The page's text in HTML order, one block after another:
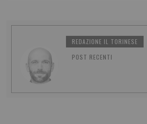
REDAZIONE IL TORINESE
POST RECENTI